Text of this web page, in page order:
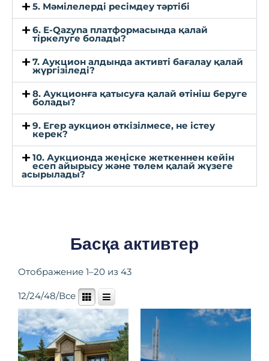
5. Мәмілелерді ресімдеу тәртібі
6. E-Qazyna платформасында қалай
тіркелуге болады?
7. Аукцион алдында активті бағалау қалай
жүргізіледі?
8. Аукционға қатысуға қалай өтініш беруге
болады?
9. Егер аукцион өткізілмесе, не істеу
керек?
10. Аукционда жеңіске жеткеннен кейін
есеп айырысу және төлем қалай жүзеге
асырылады?
Басқа активтер
Отображение 1–20 из 43
12/24/48/Все